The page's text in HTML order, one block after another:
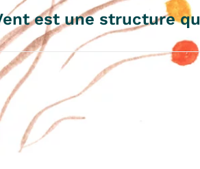
est une structure